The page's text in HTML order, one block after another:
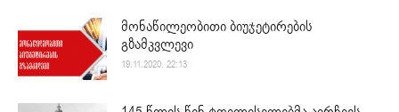
მონაწილეობითი ბიუჯეტირების
გზამკვლევი
19.11.2020. 22:13